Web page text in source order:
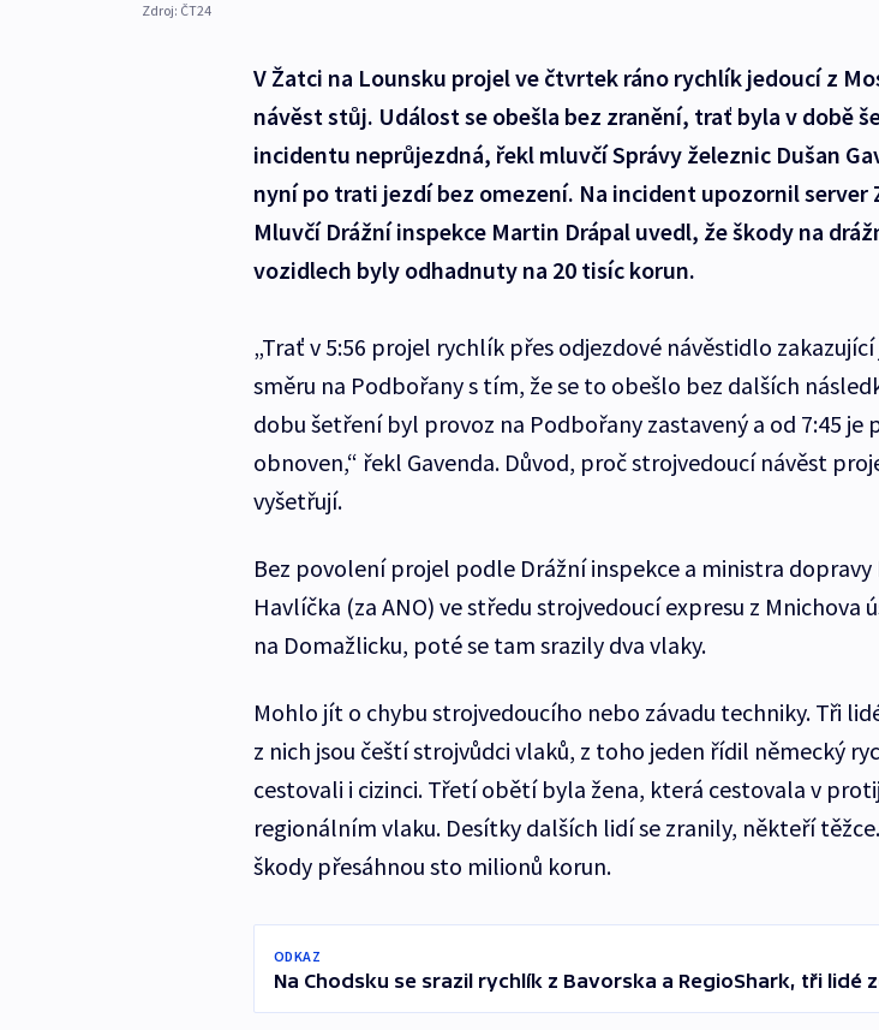
Zdroj: ČT24
V Žatci na Lounsku projel ve čtvrtek ráno rychlík jedoucí z
návěst stůj. Událost se obešla bez zranění, trať byla v době
incidentu neprůjezdná, řekl mluvčí Správy železnic Dušan
nyní po trati jezdí bez omezení. Na incident upozornil server
Mluvčí Drážní inspekce Martin Drápal uvedl, že škody na
vozidlech byly odhadnuty na 20 tisíc korun.
„Trať v 5:56 projel rychlík přes odjezdové návěstidlo zakazující
směru na Podbořany s tím, že se to obešlo bez dalších
dobu šetření byl provoz na Podbořany zastavený a od 7:45 je
obnoven,“ řekl Gavenda. Důvod, proč strojvedoucí návěst
vyšetřují.
Bez povolení projel podle Drážní inspekce a ministra dopravy
Havlíčka (za ANO) ve středu strojvedoucí expresu z Mnichova
na Domažlicku, poté se tam srazily dva vlaky.
Mohlo jít o chybu strojvedoucího nebo závadu techniky. Tři
z nich jsou čeští strojvůdci vlaků, z toho jeden řídil německý
cestovali i cizinci. Třetí obětí byla žena, která cestovala v
regionálním vlaku. Desítky dalších lidí se zranily, někteří
škody přesáhnou sto milionů korun.
ODKAZ
Na Chodsku se srazil rychlík z Bavorska a RegioShark, tři lidé